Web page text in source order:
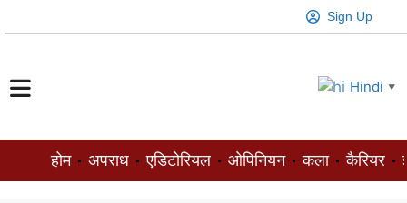
Sign Up
Hindi ▼
होम अपराध एडिटोरियल ओपिनियन कला कैरियर